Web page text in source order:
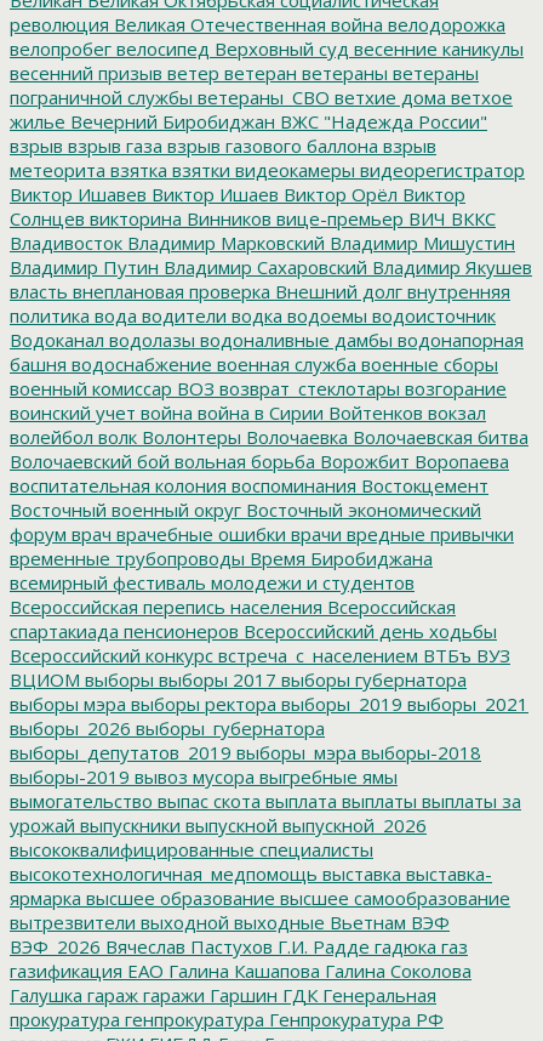
революция Великая Отечественная война велодорожка
велопробег велосипед Верховный суд весенние каникулы
весенний призыв ветер ветеран ветераны ветераны
пограничной службы ветераны_СВО ветхие дома ветхое
жилье Вечерний Биробиджан ВЖС "Надежда России"
взрыв взрыв газа взрыв газового баллона взрыв
метеорита взятка взятки видеокамеры видеорегистратор
Виктор Ишавев Виктор Ишаев Виктор Орёл Виктор
Солнцев викторина Винников вице-премьер ВИЧ ВККС
Владивосток Владимир Марковский Владимир Мишустин
Владимир Путин Владимир Сахаровский Владимир Якушев
власть внеплановая проверка Внешний долг внутренняя
политика вода водители водка водоемы водоисточник
Водоканал водолазы водоналивные дамбы водонапорная
башня водоснабжение военная служба военные сборы
военный комиссар ВОЗ возврат_стеклотары возгорание
воинский учет война война в Сирии Войтенков вокзал
волейбол волк Волонтеры Волочаевка Волочаевская битва
Волочаевский бой вольная борьба Ворожбит Воропаева
воспитательная колония воспоминания Востокцемент
Восточный военный округ Восточный экономический
форум врач врачебные ошибки врачи вредные привычки
временные трубопроводы Время Биробиджана
всемирный фестиваль молодежи и студентов
Всероссийская перепись населения Всероссийская
спартакиада пенсионеров Всероссийский день ходьбы
Всероссийский конкурс встреча_с_населением ВТБъ ВУЗ
ВЦИОМ выборы выборы 2017 выборы губернатора
выборы мэра выборы ректора выборы_2019 выборы_2021
выборы_2026 выборы_губернатора
выборы_депутатов_2019 выборы_мэра выборы-2018
выборы-2019 вывоз мусора выгребные ямы
вымогательство выпас скота выплата выплаты выплаты за
урожай выпускники выпускной выпускной_2026
высококвалифицированные специалисты
высокотехнологичная_медпомощь выставка выставка-
ярмарка высшее образование высшее самообразование
вытрезвители выходной выходные Вьетнам ВЭФ
ВЭФ_2026 Вячеслав Пастухов Г.И. Радде гадюка газ
газификация ЕАО Галина Кашапова Галина Соколова
Галушка гараж гаражи Гаршин ГДК Генеральная
прокуратура генпрокуратура Генпрокуратура РФ